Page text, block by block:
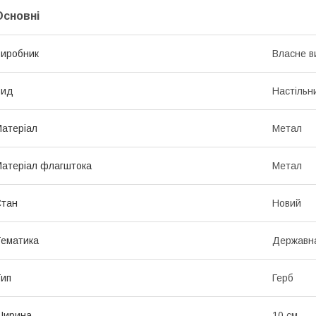
Власне
Метал
флагштока Метал
Новий
Герб